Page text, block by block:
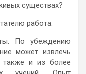
существах?
работа.
По убеждению
может извлечь
также и из более